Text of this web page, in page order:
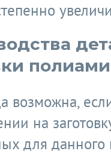
возможна,
на
для данного